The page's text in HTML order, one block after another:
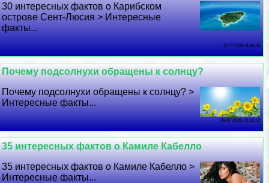
30 интересных фактов о Карибском
острове Сент-Люсия > Интересные
факты...
10 07 2026 8:40:36
Почему подсолнухи обращены к солнцу?
Почему подсолнухи обращены к солнцу? >
Интересные факты...
09 07 2026 15:16:52
35 интересных фактов о Камиле Кабелло
35 интересных фактов о Камиле Кабелло >
Интересные факты...